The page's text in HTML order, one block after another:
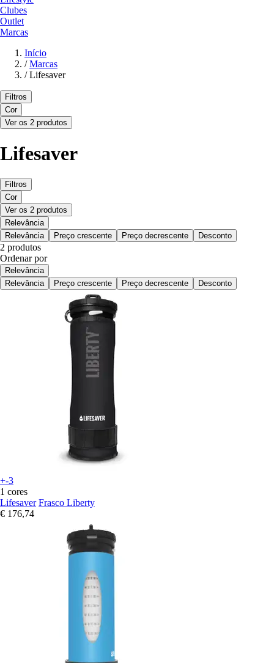
Clubes
Outlet
Marcas
Início
/ Marcas
/ Lifesaver
Filtros
Cor
Ver os 2 produtos
Lifesaver
Filtros
Cor
Ver os 2 produtos
Relevância
Relevância
Preço crescente Preço decrescente Desconto
2 produtos
Ordenar por
Relevância
Relevância
Preço crescente Preço decrescente Desconto
+-3
1 cores
Lifesaver Frasco Liberty
€ 176,74